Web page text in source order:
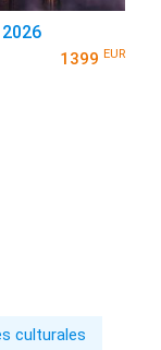
1399 EUR
culturales